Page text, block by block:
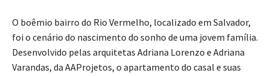
O boêmio bairro do Rio Vermelho, localizado em Salvador,
foi o cenário do nascimento do sonho de uma jovem família.
Desenvolvido pelas arquitetas Adriana Lorenzo e Adriana
Varandas, da AAProjetos, o apartamento do casal e suas